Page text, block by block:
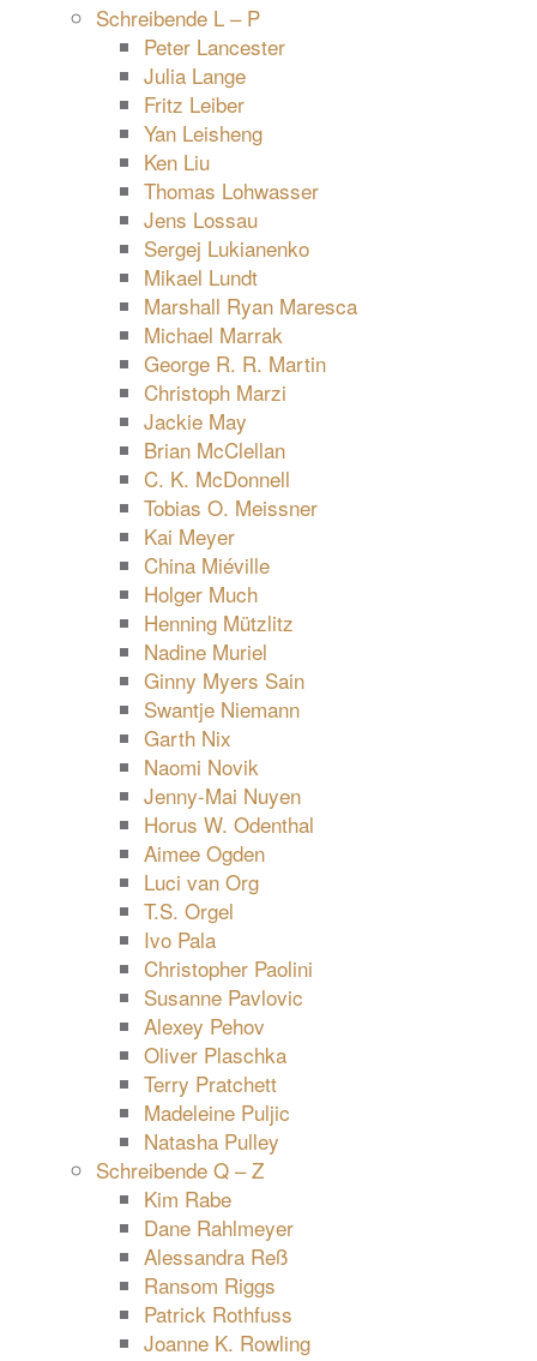
Schreibende L – P
Peter Lancester
Julia Lange
Fritz Leiber
Yan Leisheng
Ken Liu
Thomas Lohwasser
Jens Lossau
Sergej Lukianenko
Mikael Lundt
Marshall Ryan Maresca
Michael Marrak
George R. R. Martin
Christoph Marzi
Jackie May
Brian McClellan
C. K. McDonnell
Tobias O. Meissner
Kai Meyer
China Miéville
Holger Much
Henning Mützlitz
Nadine Muriel
Ginny Myers Sain
Swantje Niemann
Garth Nix
Naomi Novik
Jenny-Mai Nuyen
Horus W. Odenthal
Aimee Ogden
Luci van Org
T.S. Orgel
Ivo Pala
Christopher Paolini
Susanne Pavlovic
Alexey Pehov
Oliver Plaschka
Terry Pratchett
Madeleine Puljic
Natasha Pulley
Schreibende Q – Z
Kim Rabe
Dane Rahlmeyer
Alessandra Reß
Ransom Riggs
Patrick Rothfuss
Joanne K. Rowling